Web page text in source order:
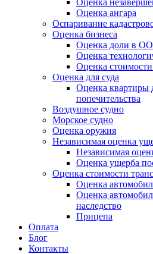
Оценка
Оценка ангара
Оспаривание
Оценка бизнеса
Оценка доли в
Оценка
Оценка
Оценка для суда
Оценка квартиры
попечительства
Воздушное судно
Морское судно
Оценка оружия
Независимая оценка
Независимая
Оценка ущерба
Оценка стоимости
Оценка
Оценка
наследство
Прицепа
Оплата
Блог
Контакты